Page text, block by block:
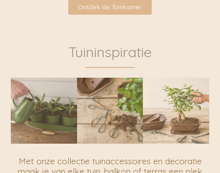
Ontdek de Tuinkamer
Tuininspiratie
Met onze collectie tuinaccessoires en decoratie